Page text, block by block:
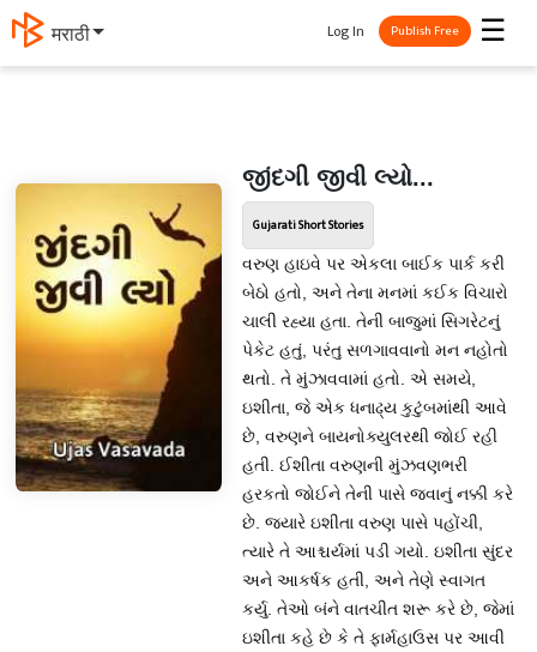
मराठी ☰
Log In Publish Free
જીંદગી જીવી લ્યો...
Gujarati Short Stories
વરુણ હાઇવે પર એકલા બાઈક પાર્ક કરી
બેઠો હતો, અને તેના મનમાં કઈક વિચારો
ચાલી રહ્યા હતા. તેની બાજુમાં સિગરેટનું
પેકેટ હતું, પરંતુ સળગાવવાનો મન નહોતો
થતો. તે મુંઝાવવામાં હતો. એ સમયે,
ઇશીતા, જે એક ધનાઢ્ય કુટુંબમાંથી આવે
છે, વરુણને બાયનોક્યુલરથી જોઈ રહી
હતી. ઈશીતા વરુણની મુંઝવણભરી
હરકતો જોઈને તેની પાસે જવાનું નક્કી કરે
છે. જ્યારે ઇશીતા વરુણ પાસે પહોંચી,
ત્યારે તે આશ્ચર્યમાં પડી ગયો. ઇશીતા સુંદર
અને આકર્ષક હતી, અને તેણે સ્વાગત
કર્યુ. તેઓ બંને વાતચીત શરૂ કરે છે, જેમાં
ઇશીતા કહે છે કે તે ફાર્મહાઉસ પર આવી